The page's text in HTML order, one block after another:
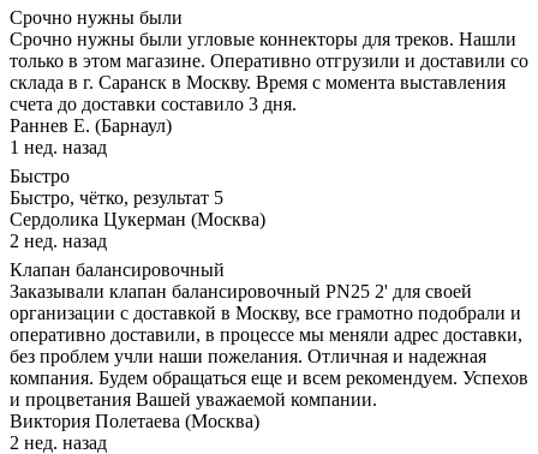
Срочно нужны были
Срочно нужны были угловые коннекторы для треков. Нашли
только в этом магазине. Оперативно отгрузили и доставили со
склада в г. Саранск в Москву. Время с момента выставления
счета до доставки составило 3 дня.
Раннев Е. (Барнаул)
1 нед. назад
Быстро
Быстро, чётко, результат 5
Сердолика Цукерман (Москва)
2 нед. назад
Клапан балансировочный
Заказывали клапан балансировочный PN25 2' для своей
организации с доставкой в Москву, все грамотно подобрали и
оперативно доставили, в процессе мы меняли адрес доставки,
без проблем учли наши пожелания. Отличная и надежная
компания. Будем обращаться еще и всем рекомендуем. Успехов
и процветания Вашей уважаемой компании.
Виктория Полетаева (Москва)
2 нед. назад